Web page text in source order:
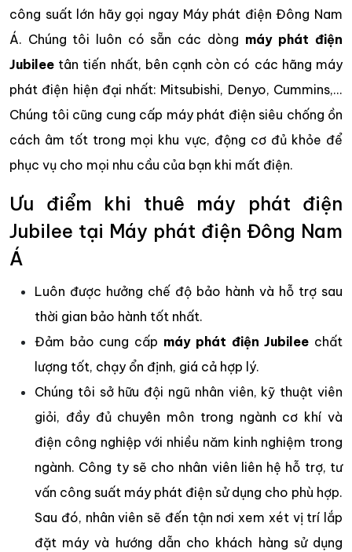
công suất lớn hãy gọi ngay Máy phát điện Đông Nam
Á. Chúng tôi luôn có sẵn các dòng máy phát điện
Jubilee tân tiến nhất, bên cạnh còn có các hãng máy
phát điện hiện đại nhất: Mitsubishi, Denyo, Cummins,...
Chúng tôi cũng cung cấp máy phát điện siêu chống ồn
cách âm tốt trong mọi khu vực, động cơ đủ khỏe để
phục vụ cho mọi nhu cầu của bạn khi mất điện.
Ưu điểm khi thuê máy phát điện
Jubilee tại Máy phát điện Đông Nam
Á
Luôn được hưởng chế độ bảo hành và hỗ trợ sau
thời gian bảo hành tốt nhất.
Đảm bảo cung cấp máy phát điện Jubilee chất
lượng tốt, chạy ổn định, giá cả hợp lý.
Chúng tôi sở hữu đội ngũ nhân viên, kỹ thuật viên
giỏi, đầy đủ chuyên môn trong ngành cơ khí và
điện công nghiệp với nhiều năm kinh nghiệm trong
ngành. Công ty sẽ cho nhân viên liên hệ hỗ trợ, tư
vấn công suất máy phát điện sử dụng cho phù hợp.
Sau đó, nhân viên sẽ đến tận nơi xem xét vị trí lắp
đặt máy và hướng dẫn cho khách hàng sử dụng